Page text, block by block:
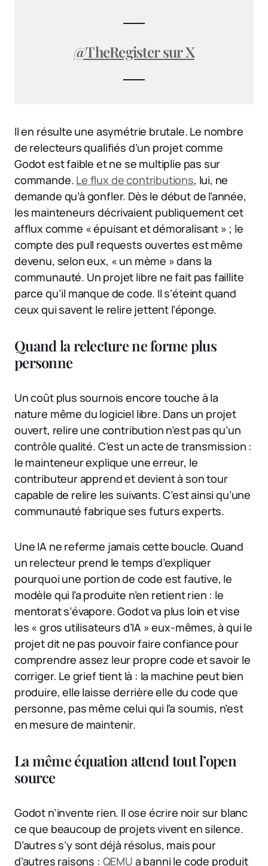
@TheRegister sur X
Il en résulte une asymétrie brutale. Le nombre
de relecteurs qualifiés d’un projet comme
Godot est faible et ne se multiplie pas sur
commande. Le flux de contributions, lui, ne
demande qu’à gonfler. Dès le début de l’année,
les mainteneurs décrivaient publiquement cet
afflux comme « épuisant et démoralisant » ; le
compte des pull requests ouvertes est même
devenu, selon eux, « un mème » dans la
communauté. Un projet libre ne fait pas faillite
parce qu’il manque de code. Il s’éteint quand
ceux qui savent le relire jettent l’éponge.
Quand la relecture ne forme plus
personne
Un coût plus sournois encore touche à la
nature même du logiciel libre. Dans un projet
ouvert, relire une contribution n’est pas qu’un
contrôle qualité. C’est un acte de transmission :
le mainteneur explique une erreur, le
contributeur apprend et devient à son tour
capable de relire les suivants. C’est ainsi qu’une
communauté fabrique ses futurs experts.
Une IA ne referme jamais cette boucle. Quand
un relecteur prend le temps d’expliquer
pourquoi une portion de code est fautive, le
modèle qui l’a produite n’en retient rien : le
mentorat s’évapore. Godot va plus loin et vise
les « gros utilisateurs d’IA » eux-mêmes, à qui le
projet dit ne pas pouvoir faire confiance pour
comprendre assez leur propre code et savoir le
corriger. Le grief tient là : la machine peut bien
produire, elle laisse derrière elle du code que
personne, pas même celui qui l’a soumis, n’est
en mesure de maintenir.
La même équation attend tout l’open
source
Godot n’invente rien. Il ose écrire noir sur blanc
ce que beaucoup de projets vivent en silence.
D’autres s’y sont déjà résolus, mais pour
d’autres raisons : QEMU a banni le code produit